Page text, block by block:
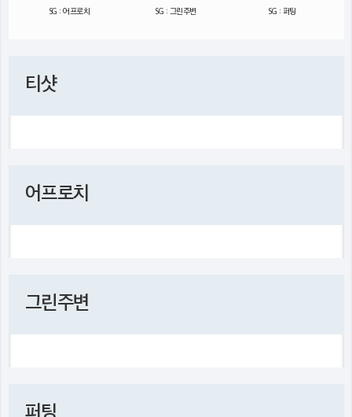
SG : 어프로치 SG : 그린주변 SG : 퍼팅
티샷
어프로치
그린주변
퍼팅